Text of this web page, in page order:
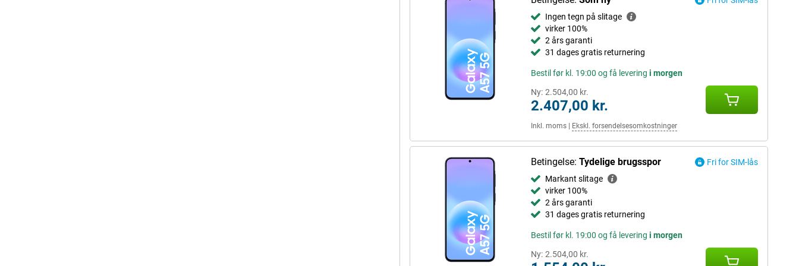
Ingen tegn på slitage
virker 100%
2 års garanti
31 dages gratis returnering
Bestil før kl. 19:00 og få levering i morgen
Ny: 2.504,00 kr.
2.407,00 kr.
Inkl. moms| Ekskl. forsendelsesomkostninger
Betingelse: Tydelige brugsspor
Fri for SIM-lås
Markant slitage
virker 100%
2 års garanti
31 dages gratis returnering
Bestil før kl. 19:00 og få levering i morgen
Ny: 2.504,00 kr.